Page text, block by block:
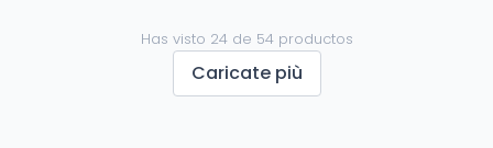
Has visto 24 de 54 productos
Caricate più